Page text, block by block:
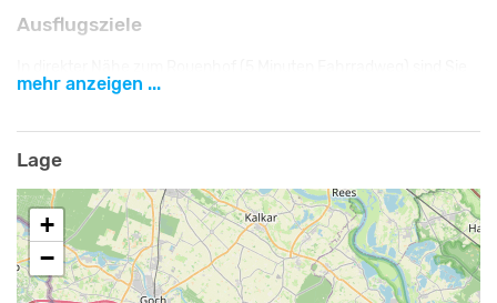
Ausflugsziele
dort jederzeit herzlich Willkommen. Können mit den Ziegen um die
oder einer Hofführung.
Eine Stärkung können Sie in unserem Hofcafé einnehmen. Bei
Bedarf kann ein wöchentlicher Shuttle eingerichtet werden.
Gerne verleihen wir zur Erkundung des Niederrheins auch
Fahrräder, mit oder ohne elektrische Unterstützung und Tandems.
mehr anzeigen ...
Lage
+
−